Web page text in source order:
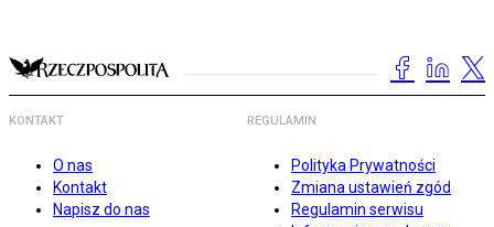
KONTAKT
O nas
Kontakt
Napisz do nas
REGULAMIN
Polityka Prywatności
Zmiana ustawień zgód
Regulamin serwisu